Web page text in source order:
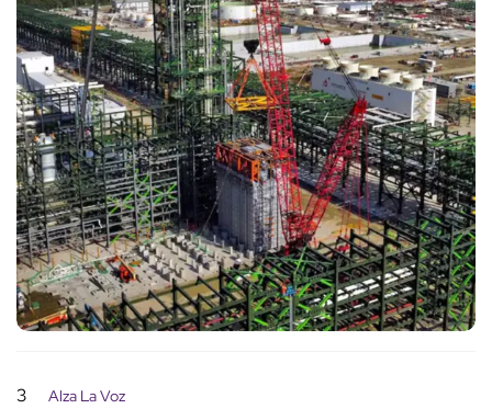
3 Alza La Voz